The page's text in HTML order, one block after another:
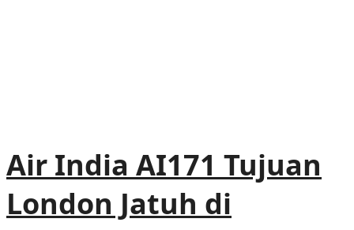
Air India AI171 Tujuan
London Jatuh di